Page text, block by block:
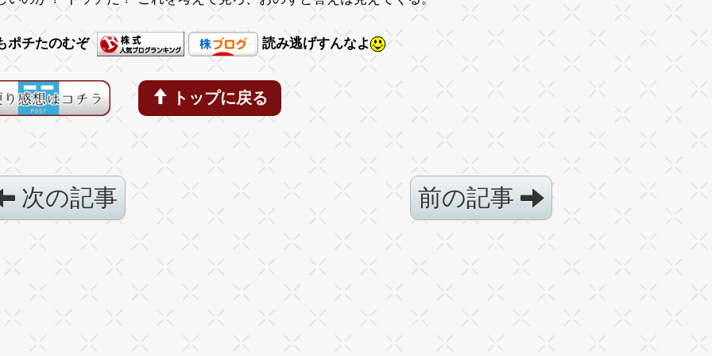
ポチたのむぞ 読み逃げすんなよ
トップに戻る
次の記事 前の記事